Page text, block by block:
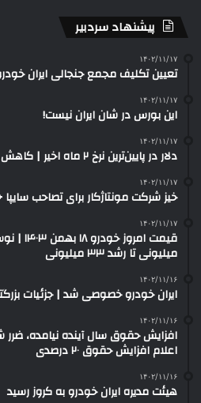
پیشنهاد سردبیر
۱۴۰۲/۱۱/۱۷
تعیین تکلیف مجمع جنجالی ایران
۱۴۰۲/۱۱/۱۷
این بورس در شان ایران نیست!
۱۴۰۲/۱۱/۱۷
دلار در پایین‌ترین نرخ ۲ ماه اخیر | کاهش خطرات جنگ تجاری ترامپ؟
۱۴۰۲/۱۱/۱۷
خیز شرکت مونتاژکار برای تصاحب
۱۴۰۲/۱۱/۱۷
میلیونی تا رشد ۳۳ میلیونی
۱۴۰۲/۱۱/۱۶
ایران خودرو خصوصی شد | جزئیات
۱۴۰۲/۱۱/۱۶
اعلام افزایش حقوق ۲۰ درصدی
۱۴۰۲/۱۱/۱۶
هیئت مدیره ایران خودرو به کروز رسید